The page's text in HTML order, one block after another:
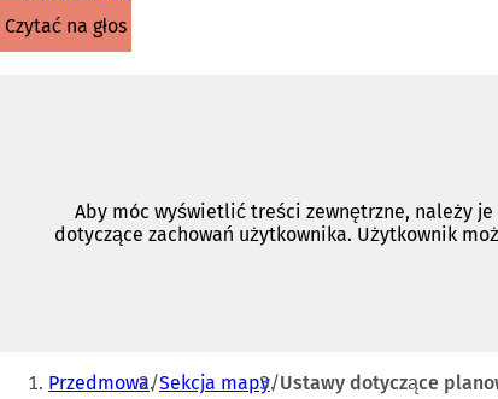
czytać na głos
Aby móc wyświetlić treści zewnętrzne, należy
dotyczące zachowań użytkownika. Użytkownik
JesteśPrzedmowa Sekcja mapy Ustawy dotyczące